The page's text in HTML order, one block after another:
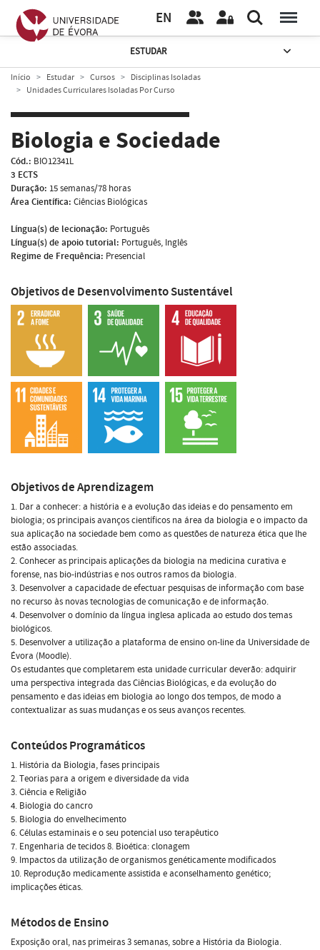
EN
ESTUDAR
Início Estudar Cursos
Disciplinas Isoladas
Unidades Curriculares Isoladas Por Curso
Biologia e Sociedade
Cód.: BIO12341L
3 ECTS
Duração: 15 semanas/78 horas
Área Científica: Ciências Biológicas
Língua(s) de lecionação: Português
Língua(s) de apoio tutorial: Português, Inglês
Regime de Frequência: Presencial
Objetivos de Desenvolvimento Sustentável
Objetivos de Aprendizagem
1. Dar a conhecer: a história e a evolução das ideias e do pensamento em
biologia; os principais avanços científicos na área da biologia e o impacto da
sua aplicação na sociedade bem como as questões de natureza ética que lhe
estão associadas.
2. Conhecer as principais aplicações da biologia na medicina curativa e
forense, nas bio-indústrias e nos outros ramos da biologia.
3. Desenvolver a capacidade de efectuar pesquisas de informação com base
no recurso às novas tecnologias de comunicação e de informação.
4. Desenvolver o domínio da língua inglesa aplicada ao estudo dos temas
biológicos.
5. Desenvolver a utilização a plataforma de ensino on-line da Universidade de
Évora (Moodle).
Os estudantes que completarem esta unidade curricular deverão: adquirir
uma perspectiva integrada das Ciências Biológicas, e da evolução do
pensamento e das ideias em biologia ao longo dos tempos, de modo a
contextualizar as suas mudanças e os seus avanços recentes.
Conteúdos Programáticos
1. História da Biologia, fases principais
2. Teorias para a origem e diversidade da vida
3. Ciência e Religião
4. Biologia do cancro
5. Biologia do envelhecimento
6. Células estaminais e o seu potencial uso terapêutico
7. Engenharia de tecidos 8. Bioética: clonagem
9. Impactos da utilização de organismos genéticamente modificados
10. Reprodução medicamente assistida e aconselhamento genético;
implicações éticas.
Métodos de Ensino
Exposição oral, nas primeiras 3 semanas, sobre a História da Biologia.